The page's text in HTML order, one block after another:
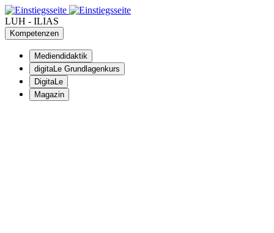
LUH - ILIAS
Kompetenzen
Mediendidaktik
digitaLe Grundlagenkurs
DigitaLe
Magazin